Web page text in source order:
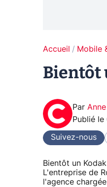
Accueil Mobile
Bientôt
Par
Publié le
Suivez-nous
Bientôt un
L'entreprise de
l'agence